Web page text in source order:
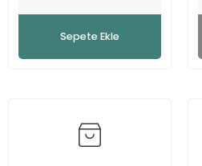
Sepete Ekle